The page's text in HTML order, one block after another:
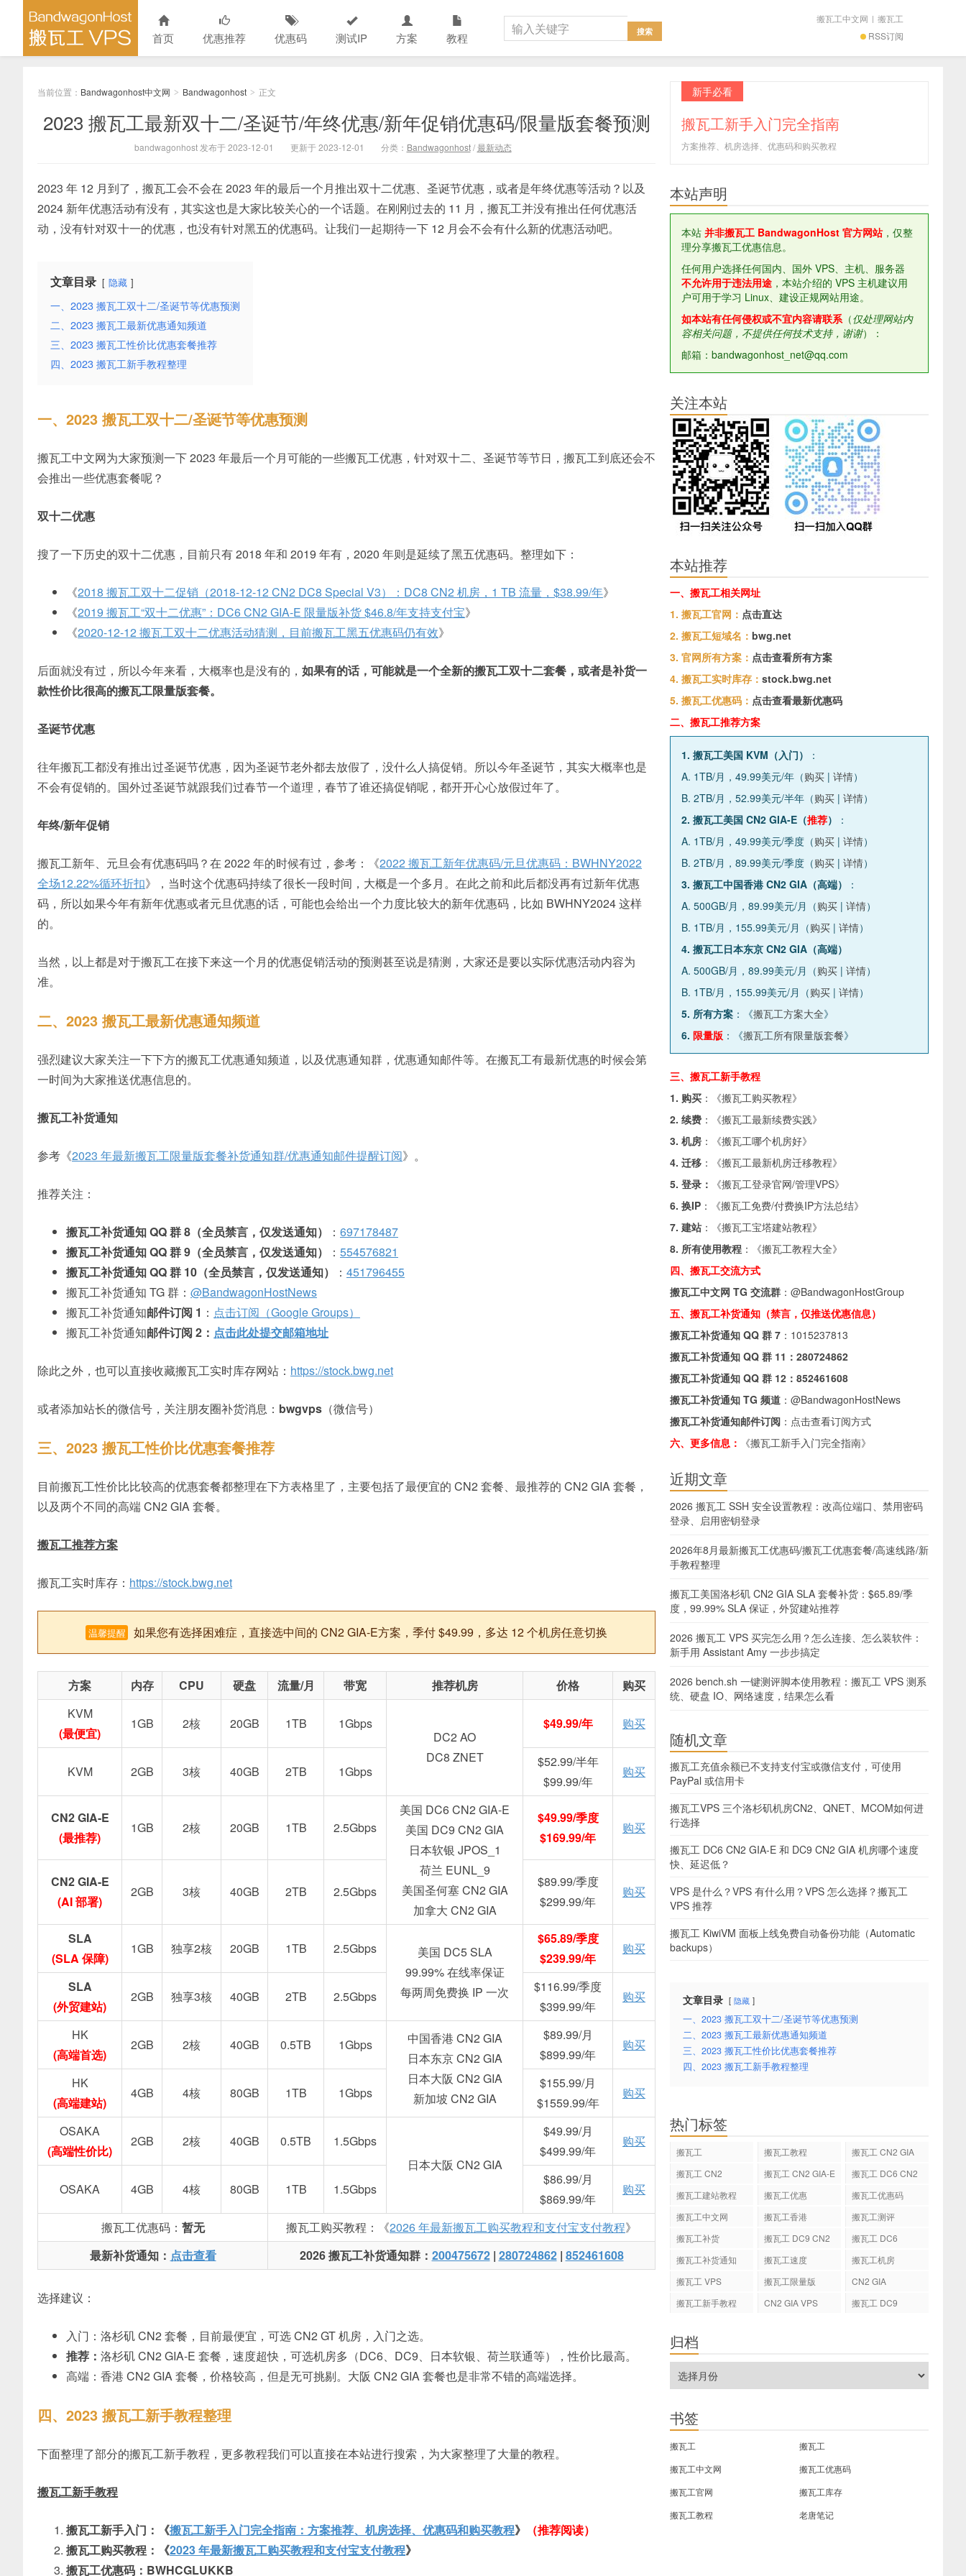
首页 优惠推荐 优惠码 测试IP 方案 教程 RSS订阅
搬瓦工中文网 | 搬瓦工
当前位置： Bandwagonhost中文网 > Bandwagonhost > 正文
2023 搬瓦工最新双十二/圣诞节/年终优惠/新年促销优惠码/限量版套餐预测
bandwagonhost 发布于 2023-12-01 更新于 2023-12-01 分类： Bandwagonhost/最新动态
2023 年 12 月到了，搬瓦工会不会在 2023 年的最后一个月推出双十二优惠、圣诞节优惠，或者是年终优惠等活动？以及
2024 新年优惠活动有没有，其实这也是大家比较关心的一个话题。在刚刚过去的 11 月，搬瓦工并没有推出任何优惠活
动，没有针对双十一的优惠，也没有针对黑五的优惠码。让我们一起期待一下 12 月会不会有什么新的优惠活动吧。
文章目录 隐藏
一、2023 搬瓦工双十二/圣诞节等优惠预测
二、2023 搬瓦工最新优惠通知频道
三、2023 搬瓦工性价比优惠套餐推荐
四、2023 搬瓦工新手教程整理
一、2023 搬瓦工双十二/圣诞节等优惠预测
搬瓦工中文网为大家预测一下 2023 年最后一个月可能的一些搬瓦工优惠，针对双十二、圣诞节等节日，搬瓦工到底还会不
会推出一些优惠套餐呢？
双十二优惠
搜了一下历史的双十二优惠，目前只有 2018 年和 2019 年有，2020 年则是延续了黑五优惠码。整理如下：
《2018 搬瓦工双十二促销（2018-12-12 CN2 DC8 Special V3）：DC8 CN2 机房，1 TB 流量，$38.99/年》
《2019 搬瓦工“双十二优惠”：DC6 CN2 GIA-E 限量版补货 $46.8/年支持支付宝》
《2020-12-12 搬瓦工双十二优惠活动猜测，目前搬瓦工黑五优惠码仍有效》
后面就没有过，所以今年来看，大概率也是没有的， 如果有的话，可能就是一个全新的搬瓦工双十二套餐，或者是补货一
款性价比很高的搬瓦工限量版套餐。
圣诞节优惠
往年搬瓦工都没有推出过圣诞节优惠，因为圣诞节老外都去放假了，没什么人搞促销。所以今年圣诞节，其实大概率也是
不会有促销的。国外过圣诞节就跟我们过春节一个道理，春节了谁还搞促销呢，都开开心心放假过年了。
年终/新年促销
搬瓦工新年、元旦会有优惠码吗？在 2022 年的时候有过，参考：《2022 搬瓦工新年优惠码/元旦优惠码：BWHNY2022
全场12.22%循环折扣》，当时这个优惠码持续了很长一段时间，大概是一个多月。在此之前和此后都没再有过新年优惠
码，所以如果今年有新年优惠或者元旦优惠的话，可能也会给出一个力度比较大的新年优惠码，比如 BWHNY2024 这样
的。
当然，以上都是对于搬瓦工在接下来这一个月的优惠促销活动的预测甚至说是猜测，大家还是要以实际优惠活动内容为
准。
二、2023 搬瓦工最新优惠通知频道
强烈建议大家关注一下下方的搬瓦工优惠通知频道，以及优惠通知群，优惠通知邮件等。在搬瓦工有最新优惠的时候会第
一时间为大家推送优惠信息的。
搬瓦工补货通知
参考《2023 年最新搬瓦工限量版套餐补货通知群/优惠通知邮件提醒订阅》。
推荐关注：
搬瓦工补货通知 QQ 群 8（全员禁言，仅发送通知） ： 697178487
搬瓦工补货通知 QQ 群 9（全员禁言，仅发送通知）
： 554576821
搬瓦工补货通知 QQ 群 10（全员禁言，仅发送通知）
： 451796455
搬瓦工补货通知 TG 群： @BandwagonHostNews
搬瓦工补货通知邮件订阅 1 ： 点击订阅（Google Groups）
搬瓦工补货通知邮件订阅 2： 点击此处提交邮箱地址
除此之外，也可以直接收藏搬瓦工实时库存网站： https://stock.bwg.net
或者添加站长的微信号，关注朋友圈补货消息： bwgvps （微信号）
三、2023 搬瓦工性价比优惠套餐推荐
目前搬瓦工性价比比较高的优惠套餐都整理在下方表格里了，主要包括了最便宜的 CN2 套餐、最推荐的 CN2 GIA 套餐，
以及两个不同的高端 CN2 GIA 套餐。
搬瓦工推荐方案
搬瓦工实时库存： https://stock.bwg.net
温馨提醒 如果您有选择困难症，直接选中间的 CN2 GIA-E方案，季付 $49.99，多达 12 个机房任意切换
方案 内存 CPU 硬盘 流量/月 带宽 推荐机房 价格
购买
KVM
(最便宜)
1GB 2核 20GB 1TB
1Gbps
DC2 AO
DC8 ZNET
$49.99/年 购买
KVM 2GB 3核 40GB 2TB 1Gbps
$52.99/半年
$99.99/年
购买
CN2 GIA-E
(最推荐)
1GB 2核 20GB 1TB 2.5Gbps
美国 DC6 CN2 GIA-E
美国 DC9 CN2 GIA
日本软银 JPOS_1
荷兰 EUNL_9
美国圣何塞 CN2 GIA
加拿大 CN2 GIA
$49.99/季度
$169.99/年
购买
CN2 GIA-E
(AI 部署)
2GB 3核 40GB 2TB 2.5Gbps
$89.99/季度
$299.99/年
购买
SLA
(SLA 保障)
1GB 独享2核 20GB 1TB 2.5Gbps
美国 DC5 SLA
99.99% 在线率保证
每两周免费换 IP 一次
$65.89/季度
$239.99/年
购买
SLA
(外贸建站)
2GB 独享3核 40GB 2TB 2.5Gbps
$116.99/季度
$399.99/年
购买
HK
(高端首选)
2GB 2核 40GB 0.5TB 1Gbps
中国香港 CN2 GIA
日本东京 CN2 GIA
日本大阪 CN2 GIA
新加坡 CN2 GIA
$89.99/月
$899.99/年
购买
HK
(高端建站)
4GB 4核 80GB 1TB 1Gbps
$155.99/月
$1559.99/年
购买
OSAKA
(高端性价比)
2GB 2核 40GB 0.5TB
1.5Gbps
日本大阪 CN2 GIA
$49.99/月
$499.99/年
购买
OSAKA 4GB 4核 80GB 1TB 1.5Gbps
$86.99/月
$869.99/年
购买
搬瓦工优惠码： 暂无 搬瓦工购买教程：《2026 年最新搬瓦工购买教程和支付宝支付教程》
最新补货通知： 点击查看 2026 搬瓦工补货通知群： 200475672| 280724862| 852461608
选择建议：
入门：洛杉矶 CN2 套餐，目前最便宜，可选 CN2 GT 机房，入门之选。
推荐： 洛杉矶 CN2 GIA-E 套餐，速度超快，可选机房多（DC6、DC9、日本软银、荷兰联通等），性价比最高。
高端：香港 CN2 GIA 套餐，价格较高，但是无可挑剔。大阪 CN2 GIA 套餐也是非常不错的高端选择。
四、2023 搬瓦工新手教程整理
下面整理了部分的搬瓦工新手教程，更多教程我们可以直接在本站进行搜索，为大家整理了大量的教程。
搬瓦工新手教程
搬瓦工新手入门：《搬瓦工新手入门完全指南：方案推荐、机房选择、优惠码和购买教程》
（推荐阅读）
搬瓦工购买教程：《2023 年最新搬瓦工购买教程和支付宝支付教程》
搬瓦工优惠码：BWHCGLUKKB
新手必看
搬瓦工新手入门完全指南
方案推荐、机房选择、优惠码和购买教程
本站声明
本站 并非搬瓦工 BandwagonHost 官方网站，仅整
理分享搬瓦工优惠信息。
任何用户选择任何国内、国外 VPS、主机、服务器
不允许用于违法用途 ，本站介绍的 VPS 主机建议用
户可用于学习 Linux、建设正规网站用途。
如本站有任何侵权或不宜内容请联系（仅处理网站内
容相关问题，不提供任何技术支持，谢谢）：
邮箱：bandwagonhost_net@qq.com
关注本站
本站推荐
一、搬瓦工相关网址
1. 搬瓦工官网： 点击直达
2. 搬瓦工短域名： bwg.net
3. 官网所有方案： 点击查看所有方案
4. 搬瓦工实时库存： stock.bwg.net
5. 搬瓦工优惠码： 点击查看最新优惠码
二、搬瓦工推荐方案
1. 搬瓦工美国 KVM（入门）
：
A. 1TB/月，49.99美元/年（购买 | 详情）
B. 2TB/月，52.99美元/半年（购买 | 详情）
2. 搬瓦工美国 CN2 GIA-E（推荐）
：
A. 1TB/月，49.99美元/季度（购买 | 详情）
B. 2TB/月，89.99美元/季度（购买 | 详情）
3. 搬瓦工中国香港 CN2 GIA（高端）
：
A. 500GB/月，89.99美元/月（购买 | 详情）
B. 1TB/月，155.99美元/月（购买 | 详情）
4. 搬瓦工日本东京 CN2 GIA（高端）
A. 500GB/月，89.99美元/月（购买 | 详情）
B. 1TB/月，155.99美元/月（购买 | 详情）
5. 所有方案 ：《搬瓦工方案大全》
6. 限量版 ：《搬瓦工所有限量版套餐》
三、搬瓦工新手教程
1. 购买 ：《搬瓦工购买教程》
2. 续费 ：《搬瓦工最新续费实践》
3. 机房 ：《搬瓦工哪个机房好》
4. 迁移 ：《搬瓦工最新机房迁移教程》
5. 登录：
《搬瓦工登录官网/管理VPS》
6. 换IP ：《搬瓦工免费/付费换IP方法总结》
7. 建站 ：《搬瓦工宝塔建站教程》
8. 所有使用教程 ：《搬瓦工教程大全》
四、搬瓦工交流方式
搬瓦工中文网 TG 交流群 ： @BandwagonHostGroup
五、搬瓦工补货通知（禁言，仅推送优惠信息）
搬瓦工补货通知 QQ 群 7 ： 1015237813
搬瓦工补货通知 QQ 群 11： 280724862
搬瓦工补货通知 QQ 群 12： 852461608
搬瓦工补货通知 TG 频道 ： @BandwagonHostNews
搬瓦工补货通知邮件订阅 ： 点击查看订阅方式
六、更多信息：
《搬瓦工新手入门完全指南》
近期文章
2026 搬瓦工 SSH 安全设置教程：改高位端口、禁用密码
登录、启用密钥登录
2026年8月最新搬瓦工优惠码/搬瓦工优惠套餐/高速线路/新
手教程整理
搬瓦工美国洛杉矶 CN2 GIA SLA 套餐补货：$65.89/季
度，99.99% SLA 保证，外贸建站推荐
2026 搬瓦工 VPS 买完怎么用？怎么连接、怎么装软件：
新手用 Assistant Amy 一步步搞定
2026 bench.sh 一键测评脚本使用教程：搬瓦工 VPS 测系
统、硬盘 IO、网络速度，结果怎么看
随机文章
搬瓦工充值余额已不支持支付宝或微信支付，可使用
PayPal 或信用卡
搬瓦工VPS 三个洛杉矶机房CN2、QNET、MCOM如何进
行选择
搬瓦工 DC6 CN2 GIA-E 和 DC9 CN2 GIA 机房哪个速度
快、延迟低？
VPS 是什么？VPS 有什么用？VPS 怎么选择？搬瓦工
VPS 推荐
搬瓦工 KiwiVM 面板上线免费自动备份功能（Automatic
backups）
文章目录 隐藏
一、2023 搬瓦工双十二/圣诞节等优惠预测
二、2023 搬瓦工最新优惠通知频道
三、2023 搬瓦工性价比优惠套餐推荐
四、2023 搬瓦工新手教程整理
热门标签
搬瓦工 搬瓦工教程
搬瓦工 CN2 GIA
搬瓦工 CN2
搬瓦工 CN2 GIA-E
搬瓦工 DC6 CN2
搬瓦工建站教程 搬瓦工优惠
搬瓦工优惠码
搬瓦工中文网
搬瓦工香港
搬瓦工测评
搬瓦工补货
搬瓦工 DC9 CN2
搬瓦工 DC6
搬瓦工补货通知
搬瓦工速度
搬瓦工机房
搬瓦工 VPS
搬瓦工限量版
CN2 GIA
搬瓦工新手教程
CN2 GIA VPS 搬瓦工 DC9
归档
书签
搬瓦工
搬瓦工
搬瓦工中文网
搬瓦工优惠码
搬瓦工官网
搬瓦工库存
搬瓦工教程
老唐笔记